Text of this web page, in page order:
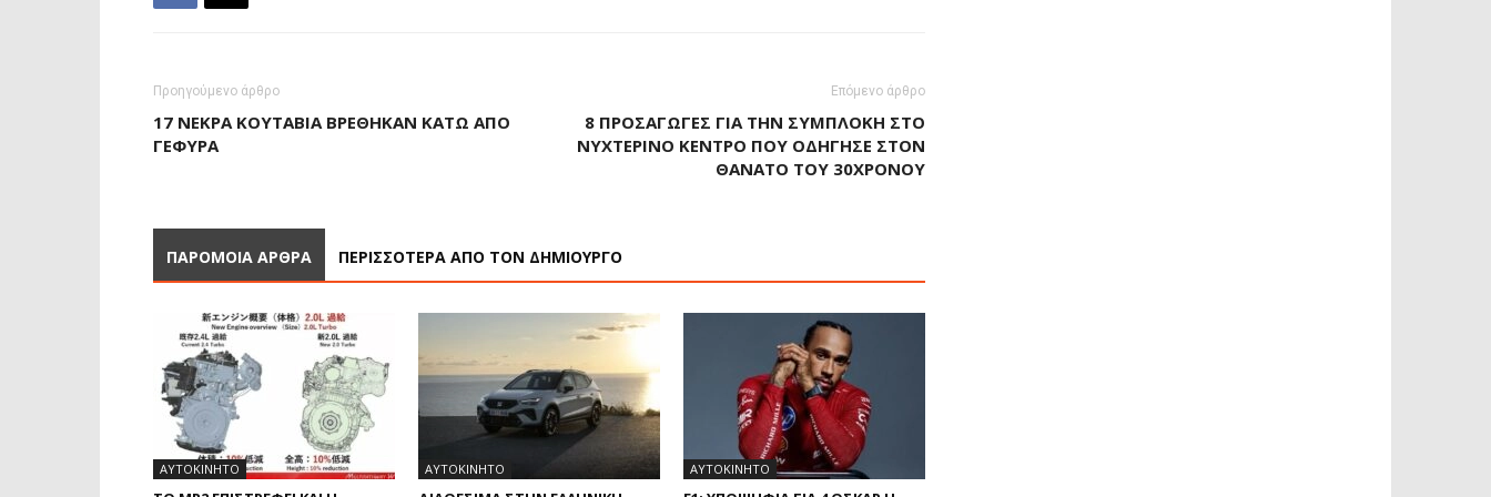
Προηγούμενο άρθρο
17 ΝΕΚΡΆ ΚΟΥΤΆΒΙΑ ΒΡΈΘΗΚΑΝ ΚΆΤΩ ΑΠΌ
ΓΈΦΥΡΑ
Επόμενο άρθρο
8 ΠΡΟΣΑΓΩΓΈΣ ΓΙΑ ΤΗΝ ΣΥΜΠΛΟΚΉ ΣΤΟ
ΝΥΧΤΕΡΙΝΌ ΚΈΝΤΡΟ ΠΟΥ ΟΔΉΓΗΣΕ ΣΤΟΝ
ΘΆΝΑΤΟ ΤΟΥ 30ΧΡΟΝΟΥ
ΠΑΡΟΜΟΙΑ ΑΡΘΡΑ ΠΕΡΙΣΣΟΤΕΡΑ ΑΠΟ ΤΟΝ ΔΗΜΙΟΥΡΓΟ
ΑΥΤΟΚΙΝΗΤΟ ΑΥΤΟΚΙΝΗΤΟ ΑΥΤΟΚΙΝΗΤΟ